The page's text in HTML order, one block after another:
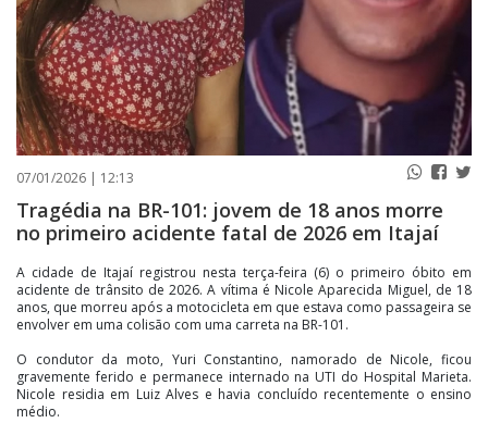
07/01/2026 | 12:13
Tragédia na BR-101: jovem de 18 anos morre
no primeiro acidente fatal de 2026 em Itajaí
A cidade de Itajaí registrou nesta terça-feira (6) o primeiro óbito em
acidente de trânsito de 2026. A vítima é Nicole Aparecida Miguel, de 18
anos, que morreu após a motocicleta em que estava como passageira se
envolver em uma colisão com uma carreta na BR-101.
O condutor da moto, Yuri Constantino, namorado de Nicole, ficou
gravemente ferido e permanece internado na UTI do Hospital Marieta.
Nicole residia em Luiz Alves e havia concluído recentemente o ensino
médio.